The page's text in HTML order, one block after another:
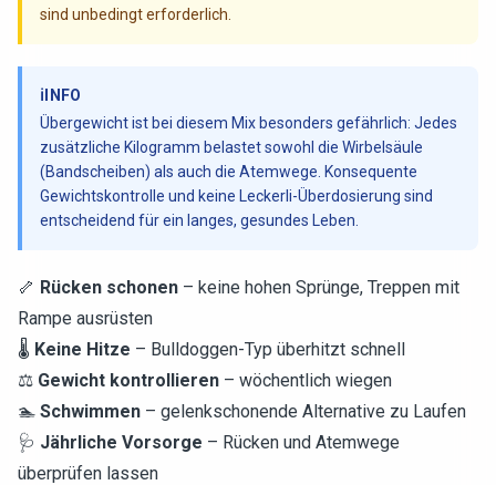
sind unbedingt erforderlich.
ℹ️ INFO
Übergewicht ist bei diesem Mix besonders gefährlich: Jedes
zusätzliche Kilogramm belastet sowohl die Wirbelsäule
(Bandscheiben) als auch die Atemwege. Konsequente
Gewichtskontrolle und keine Leckerli-Überdosierung sind
entscheidend für ein langes, gesundes Leben.
🦴 Rücken schonen – keine hohen Sprünge, Treppen mit
Rampe ausrüsten
🌡️ Keine Hitze – Bulldoggen-Typ überhitzt schnell
⚖️ Gewicht kontrollieren – wöchentlich wiegen
🏊 Schwimmen – gelenkschonende Alternative zu Laufen
🩺 Jährliche Vorsorge – Rücken und Atemwege
überprüfen lassen